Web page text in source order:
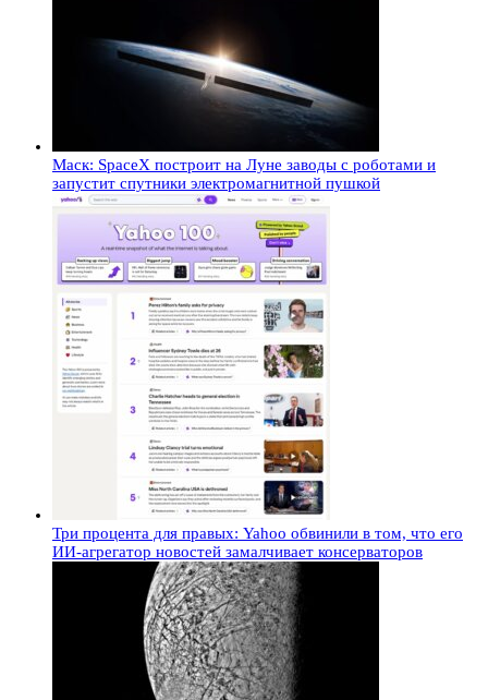
Маск: SpaceX построит на Луне заводы с роботами и
запустит спутники электромагнитной пушкой
Три процента для правых: Yahoo обвинили в том, что его
ИИ-агрегатор новостей замалчивает консерваторов